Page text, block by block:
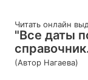
Читать онлайн
"Все даты
(Автор Нагаева)